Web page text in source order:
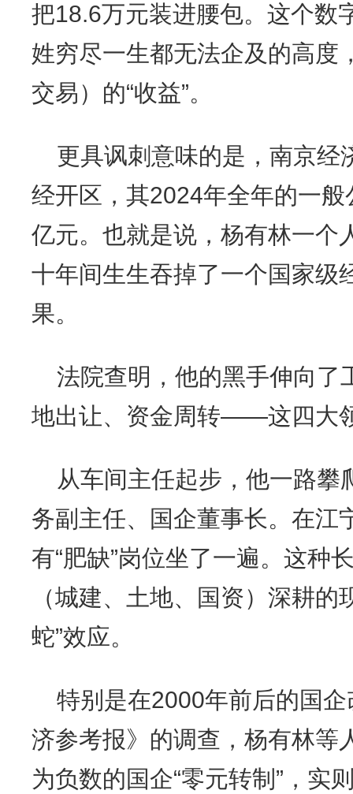
把18.6万元装进腰包。这个数
姓穷尽一生都无法企及的高度
交易）的“收益”。
更具讽刺意味的是，南京经
经开区，其2024年全年的一
亿元。也就是说，杨有林一个
十年间生生吞掉了一个国家级
果。
法院查明，他的黑手伸向了
地出让、资金周转——这四大
从车间主任起步，他一路攀
务副主任、国企董事长。在江
有“肥缺”岗位坐了一遍。这种
（城建、土地、国资）深耕
蛇”效应。
特别是在2000年前后的国
济参考报》的调查，杨有林等
为负数的国企“零元转制”，实